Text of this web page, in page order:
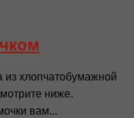
из хлопчатобумажной
ниже.
вам...